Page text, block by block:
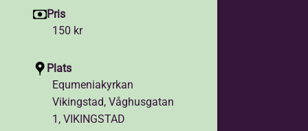
Pris
150 kr
Plats
Equmeniakyrkan
Vikingstad, Våghusgatan
1, VIKINGSTAD